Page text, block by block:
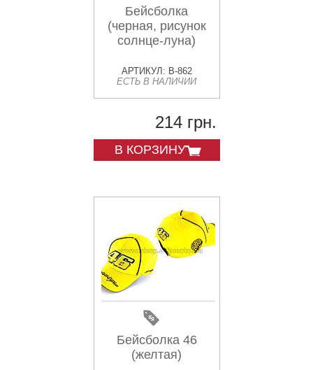
Бейсболка
(черная, рисунок
солнце-луна)
АРТИКУЛ: B-862
ЕСТЬ В НАЛИЧИИ
214 грн.
В КОРЗИНУ
Бейсболка 46
(желтая)